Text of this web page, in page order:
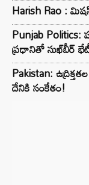
Harish Rao :
Punjab
ప్రధానితో సుఖ్‌బీర్
Pakistan:
దేనికి సంకేతం!